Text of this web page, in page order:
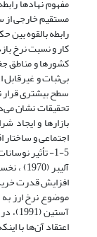
مستقیم خارجی
کار و نسبت نرخ
کشورها و مناطق
بی‌ثبات و
سطح بیشتری قرار
تحقیقات نشان
بازارها و
اجتماعی و ساختار
1-5- تأثیر نوسانات نرخ ارز بر جذب سرمایه‌گذاری خارجی
اعتقاد آن‌ها با